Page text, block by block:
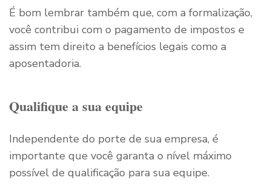
É bom lembrar também que, com a formalização,
você contribui com o pagamento de impostos e
assim tem direito a benefícios legais como a
aposentadoria.
Qualifique a sua equipe
Independente do porte de sua empresa, é
importante que você garanta o nível máximo
possível de qualificação para sua equipe.